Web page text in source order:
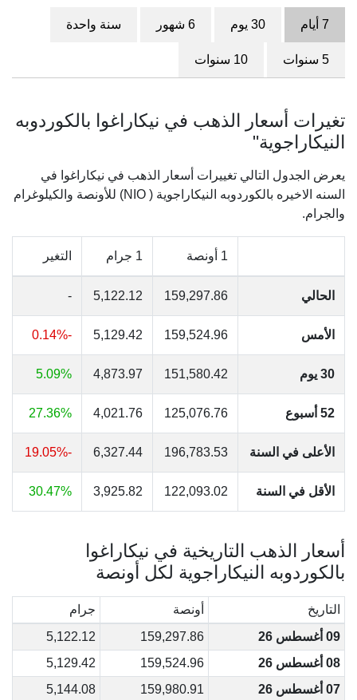
7 أيام 30 يوم 6 شهور سنة واحدة
5 سنوات 10 سنوات
تغيرات أسعار الذهب في نيكاراغوا بالكوردوبه
النيكاراجوية"
يعرض الجدول التالي تغييرات أسعار الذهب في نيكاراغوا في
السنه الاخيره بالكوردوبه النيكاراجوية ( NIO) للأونصة والكيلوغرام
والجرام.
1 أونصة 1 جرام التغير
الحالي 159,297.86
5,122.12
-
الأمس 159,524.96
5,129.42
-0.14%
30 يوم 151,580.42
4,873.97
5.09%
52 أسبوع 125,076.76
4,021.76
27.36%
الأعلى في السنة 196,783.53
6,327.44
-19.05%
الأقل في السنة 122,093.02
3,925.82
30.47%
أسعار الذهب التاريخية في نيكاراغوا
بالكوردوبه النيكاراجوية لكل أونصة
التاريخ أونصة
جرام
09 أغسطس 26
159,297.86
5,122.12
08 أغسطس 26
159,524.96
5,129.42
07 أغسطس 26
159,980.91
5,144.08